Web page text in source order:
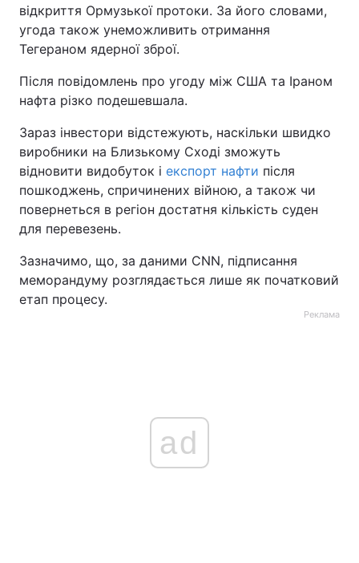
відкриття Ормузької протоки. За його словами,
угода також унеможливить отримання
Тегераном ядерної зброї.
Після повідомлень про угоду між США та Іраном
нафта різко подешевшала.
Зараз інвестори відстежують, наскільки швидко
виробники на Близькому Сході зможуть
відновити видобуток і експорт нафти після
пошкоджень, спричинених війною, а також чи
повернеться в регіон достатня кількість суден
для перевезень.
Зазначимо, що, за даними CNN, підписання
меморандуму розглядається лише як початковий
етап процесу.
Реклама
ad